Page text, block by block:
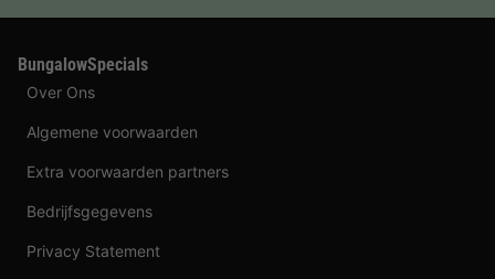
BungalowSpecials
Over Ons
Algemene voorwaarden
Extra voorwaarden partners
Bedrijfsgegevens
Privacy Statement